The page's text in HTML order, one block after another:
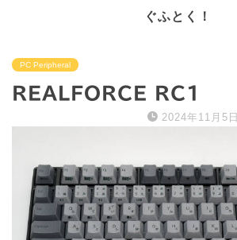
ぐふとく！
PC Peripheral
REALFORCE RC1
2024年11月5日